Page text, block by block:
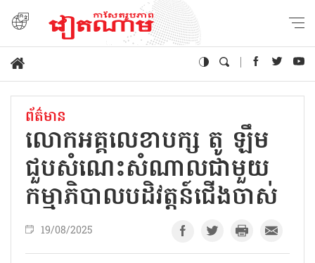
ព័ត៌មាន
លោកអគ្គលេខាបក្ស តូ ឡឹម
ជួបសំណេះសំណាលជាមួយ
កម្មាភិបាលបដិវត្តន៍ជើងចាស់
19/08/2025